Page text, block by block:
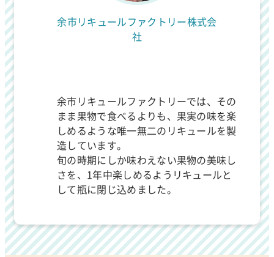
余市リキュールファクトリー株式会
社
余市リキュールファクトリーでは、その
まま果物で食べるよりも、果実の味を楽
しめるような唯一無二のリキュールを製
造しています。
旬の時期にしか味わえない果物の美味し
さを、1年中楽しめるようリキュールと
して瓶に閉じ込めました。